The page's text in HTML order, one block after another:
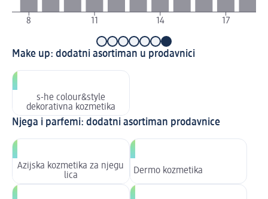
8 11 14 17
Make up: dodatni asortiman u prodavnici
s-he colour&style
dekorativna kozmetika
Njega i parfemi: dodatni asortiman prodavnice
Azijska kozmetika za njegu
lica
Dermo kozmetika